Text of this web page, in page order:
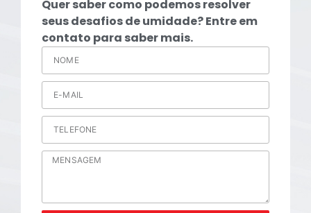
Quer saber como podemos resolver
seus desafios de umidade? Entre em
contato para saber mais.